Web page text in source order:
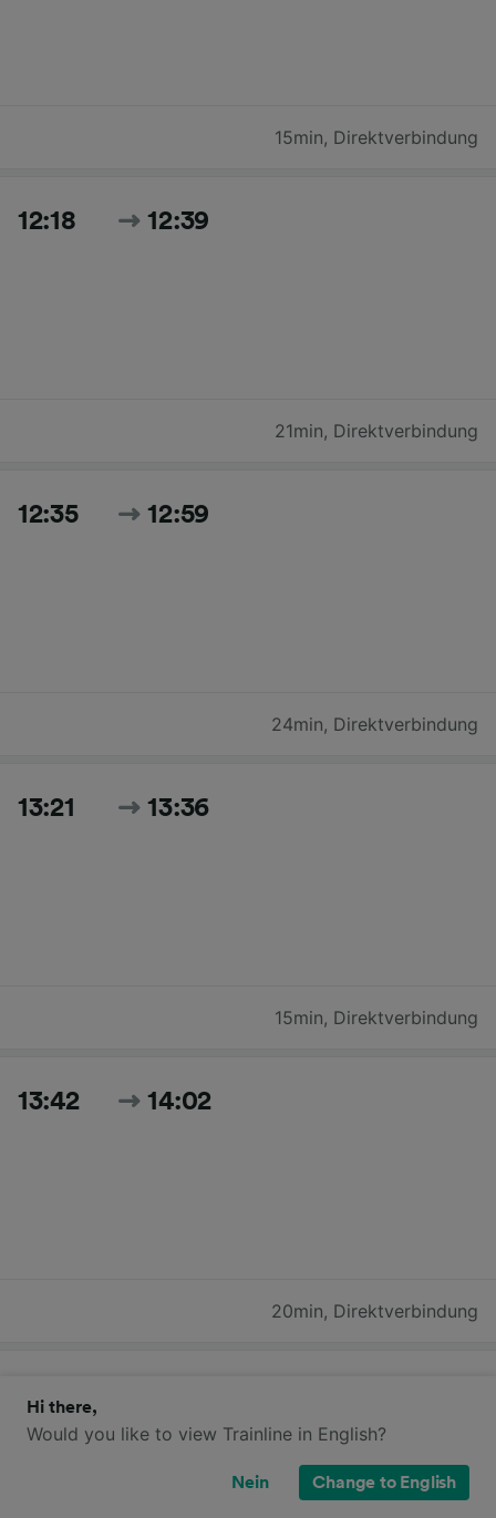
15min, Direktverbindung
12:18 12:39
21min, Direktverbindung
12:35 12:59
24min, Direktverbindung
13:21 13:36
15min, Direktverbindung
13:42 14:02
20min, Direktverbindung
13:45
Hi there,
Would you like to view Trainline in English?
Nein Change to English